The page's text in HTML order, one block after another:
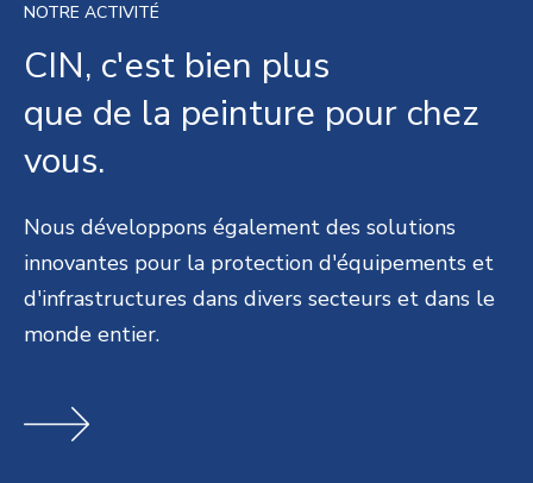
NOTRE ACTIVITÉ
CIN, c'est bien plus
que de la peinture pour chez
vous.
Nous développons également des solutions
innovantes pour la protection d'équipements et
d'infrastructures dans divers secteurs et dans le
monde entier.